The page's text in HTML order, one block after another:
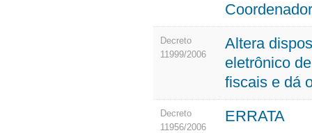
Decreto
11999/2006
Altera
eletrônico
fiscais e dá
Decreto
11956/2006
ERRATA